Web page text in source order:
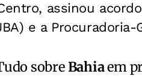
assinou
e a Procuradoria-
sobreBahiaem